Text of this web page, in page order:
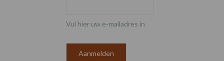
Vul hier uw e-mailadres in